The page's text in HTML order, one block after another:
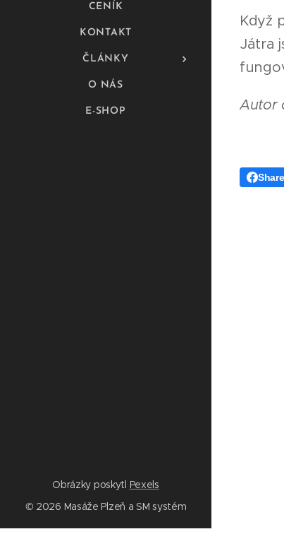
CENÍK
KONTAKT
ČLÁNKY
O NÁS
E-SHOP
Když
Játra
Autor
Share
Obrázky poskytl Pexels
© 2026 Masáže Plzeň a SM systém